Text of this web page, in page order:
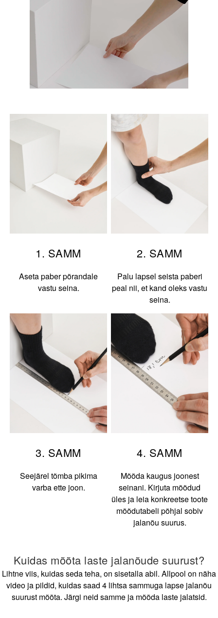
1. SAMM
Aseta paber põrandale
vastu seina.
2. SAMM
Palu lapsel seista paberi
peal nii, et kand oleks vastu
seina.
3. SAMM
Seejärel tõmba pikima
varba ette joon.
4. SAMM
Mõõda kaugus joonest
seinani. Kirjuta mõõdud
üles ja leia konkreetse toote
mõõdutabeli põhjal sobiv
jalanõu suurus.
Kuidas mõõta laste jalanõude suurust?
Lihtne viis, kuidas seda teha, on sisetalla abil. Allpool on näha
video ja pildid, kuidas saad 4 lihtsa sammuga lapse jalanõu
suurust mõõta. Järgi neid samme ja mõõda laste jalatsid.